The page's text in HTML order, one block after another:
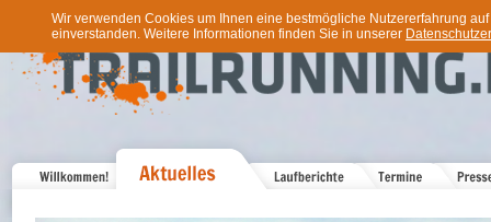
Wir verwenden Cookies um Ihnen eine bestmögliche Nutzererfahrung
einverstanden. Weitere Informationen finden Sie in unserer